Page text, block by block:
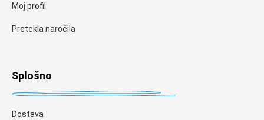
Moj profil
Pretekla naročila
Splošno
Dostava